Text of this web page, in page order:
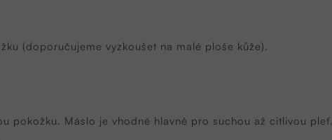
(doporučujeme vyzkoušet na malé ploše kůže).
pokožku. Máslo je vhodné hlavně pro suchou až citlivou pleť,